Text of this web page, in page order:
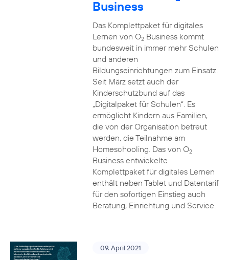
Business
Das Komplettpaket für digitales
Lernen von O2Business kommt
bundesweit in immer mehr Schulen
und anderen
Bildungseinrichtungen zum Einsatz.
Seit März setzt auch der
Kinderschutzbund auf das
„Digitalpaket für Schulen“. Es
ermöglicht Kindern aus Familien,
die von der Organisation betreut
werden, die Teilnahme am
Homeschooling. Das von O2
Business entwickelte
Komplettpaket für digitales Lernen
enthält neben Tablet und Datentarif
für den sofortigen Einstieg auch
Beratung, Einrichtung und Service.
09. April 2021